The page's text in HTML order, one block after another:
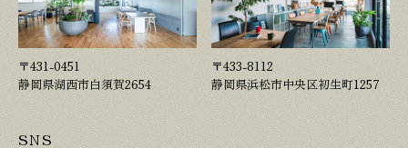
〒431-0451
静岡県湖西市白須賀2654
〒433-8112
静岡県浜松市中央区初生町1257
SNS